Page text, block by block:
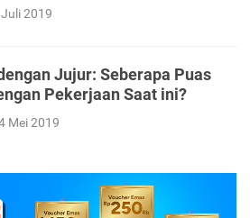
2019
Jujur: Seberapa Puas
Pekerjaan Saat ini?
Mei 2019